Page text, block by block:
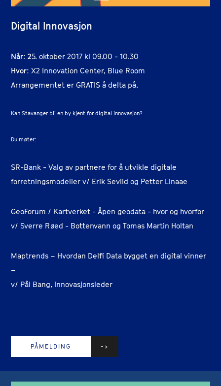
Digital Innovasjon
Når: 25. oktober 2017 kl 09.00 - 10.30
Hvor: X2 Innovation Center, Blue Room
Arrangementet er GRATIS å delta på.
Kan Stavanger bli en by kjent for digital innovasjon?
Du møter:
SR-Bank - Valg av partnere for å utvikle digitale
forretningsmodeller v/ Erik Sevild og Petter Linaae
GeoForum / Kartverket - Åpen geodata - hvor og hvorfor
v/ Sverre Røed - Bottenvann og Tomas Martin Holtan
Maptrends – Hvordan Delfi Data bygget en digital vinner
–
v/ Pål Bang, Innovasjonsleder
PÅMELDING